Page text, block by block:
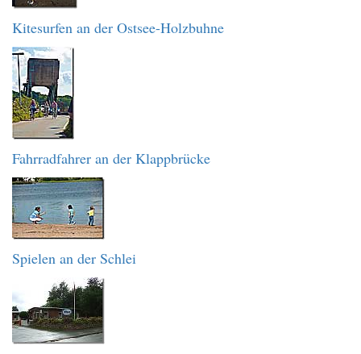
Kitesurfen an der Ostsee-Holzbuhne
Fahrradfahrer an der Klappbrücke
Spielen an der Schlei